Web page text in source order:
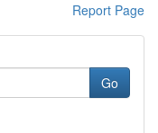
Report Page
Go